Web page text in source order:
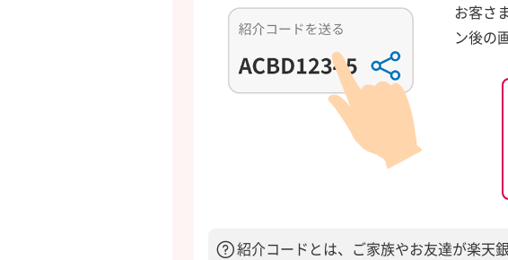
お客さ
ン後の
紹介コードとは、ご家族やお友達が楽天